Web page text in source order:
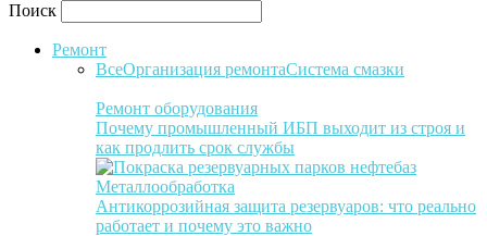
Поиск
Ремонт
ВсеОрганизация ремонтаСистема смазки
Ремонт оборудования
Почему промышленный ИБП выходит из строя и
как продлить срок службы
Металлообработка
Антикоррозийная защита резервуаров: что реально
работает и почему это важно